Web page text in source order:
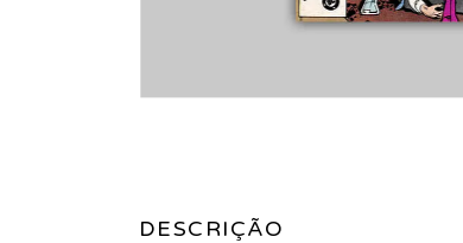
DESCRIÇÃO